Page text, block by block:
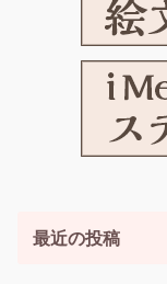
最近の投稿